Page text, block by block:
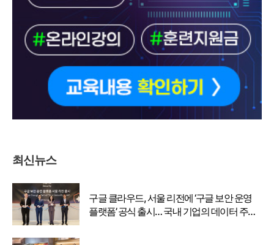
최신뉴스
구글 클라우드, 서울 리전에 ‘구글 보안 운영
플랫폼’ 공식 출시… 국내 기업의 데이터 주권